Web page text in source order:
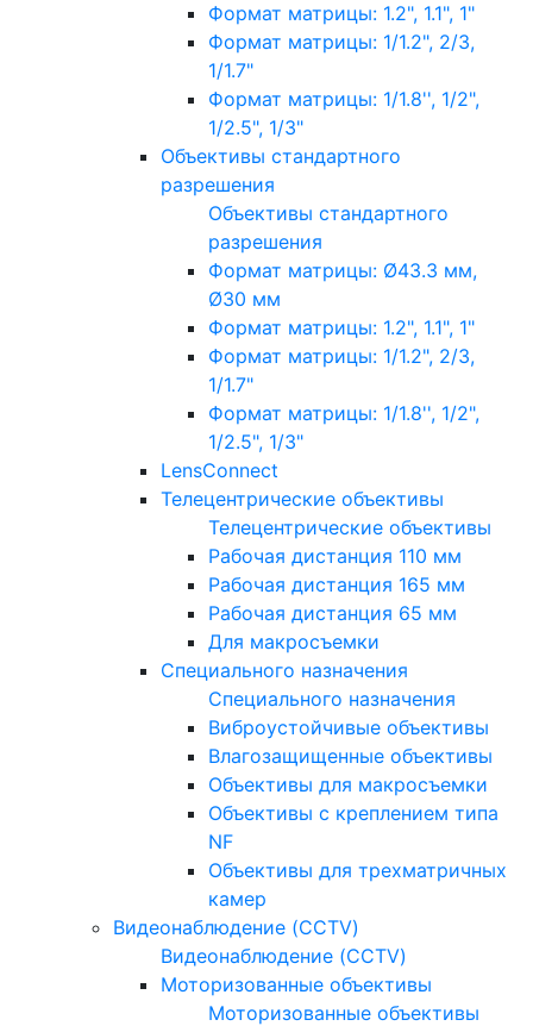
Формат матрицы: 1.2", 1.1", 1"
Формат матрицы: 1/1.2", 2/3,
1/1.7"
Формат матрицы: 1/1.8'', 1/2",
1/2.5", 1/3"
Объективы стандартного
разрешения
Объективы стандартного
разрешения
Формат матрицы: Ø43.3 мм,
Ø30 мм
Формат матрицы: 1.2", 1.1", 1"
Формат матрицы: 1/1.2", 2/3,
1/1.7"
Формат матрицы: 1/1.8'', 1/2",
1/2.5", 1/3"
LensConnect
Телецентрические объективы
Телецентрические объективы
Рабочая дистанция 110 мм
Рабочая дистанция 165 мм
Рабочая дистанция 65 мм
Для макросъемки
Специального назначения
Специального назначения
Виброустойчивые объективы
Влагозащищенные объективы
Объективы для макросъемки
Объективы с креплением типа
NF
Объективы для трехматричных
камер
Видеонаблюдение (CCTV)
Видеонаблюдение (CCTV)
Моторизованные объективы
Моторизованные объективы